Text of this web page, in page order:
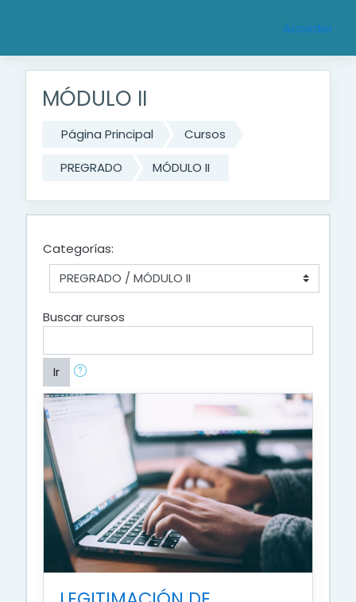
Acceder
MÓDULO II
Página Principal
Cursos
PREGRADO
MÓDULO II
Categorías:
Buscar cursos
Ir